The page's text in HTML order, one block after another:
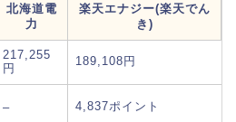
北海道電
力
楽天エナジー(楽天でん
き)
217,255
円
189,108円
– 4,837ポイント